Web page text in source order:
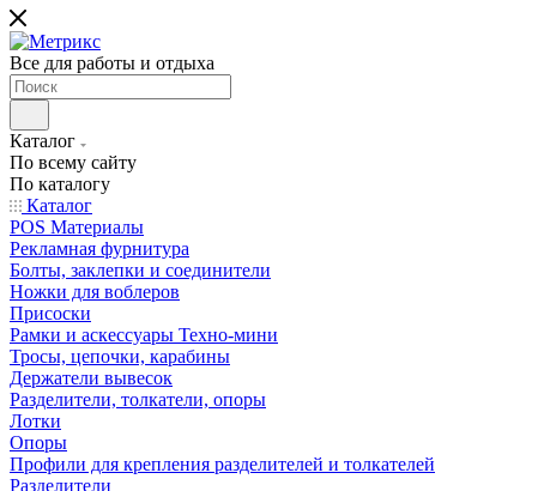
Все для работы и отдыха
Каталог
По всему сайту
По каталогу
Каталог
POS Материалы
Рекламная фурнитура
Болты, заклепки и соединители
Ножки для воблеров
Присоски
Рамки и аскессуары Техно-мини
Тросы, цепочки, карабины
Держатели вывесок
Разделители, толкатели, опоры
Лотки
Опоры
Профили для крепления разделителей и толкателей
Разделители